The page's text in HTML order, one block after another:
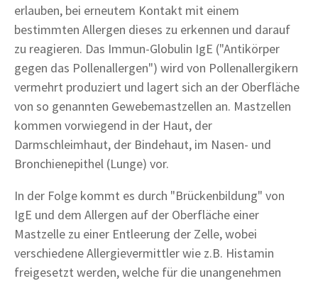
erlauben, bei erneutem Kontakt mit einem
bestimmten Allergen dieses zu erkennen und darauf
zu reagieren. Das Immun-Globulin IgE ("Antikörper
gegen das Pollenallergen") wird von Pollenallergikern
vermehrt produziert und lagert sich an der Oberfläche
von so genannten Gewebemastzellen an. Mastzellen
kommen vorwiegend in der Haut, der
Darmschleimhaut, der Bindehaut, im Nasen- und
Bronchienepithel (Lunge) vor.
In der Folge kommt es durch "Brückenbildung" von
IgE und dem Allergen auf der Oberfläche einer
Mastzelle zu einer Entleerung der Zelle, wobei
verschiedene Allergievermittler wie z.B. Histamin
freigesetzt werden, welche für die unangenehmen